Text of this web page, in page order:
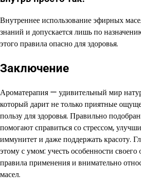
Внутреннее использование эфирных
знаний и допускается лишь по
этого правила опасно для здоровья.
Заключение
Ароматерапия — удивительный мир
который дарит не только приятные
пользу для здоровья. Правильно
помогают справиться со стрессом,
иммунитет и даже поддержать красоту.
этому с умом: учесть особенности своего
правила применения и внимательно
масел.